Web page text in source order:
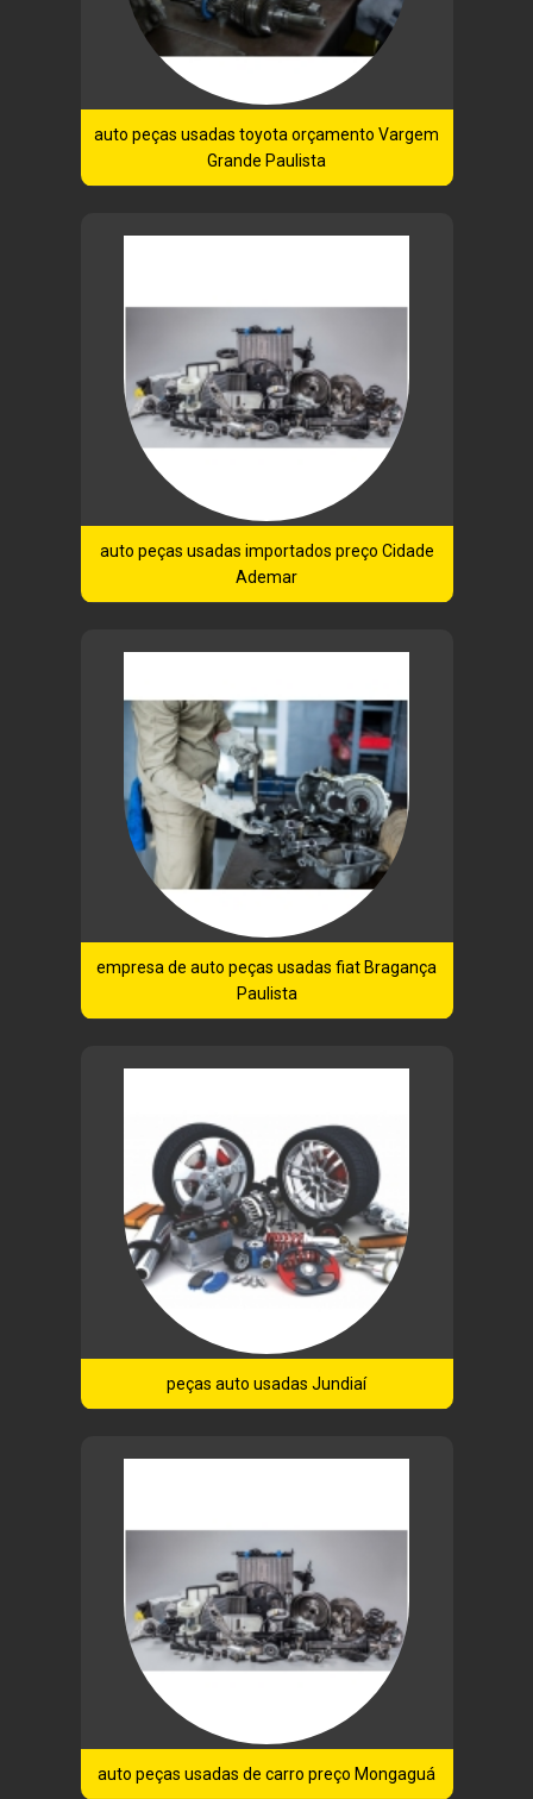
auto peças usadas toyota orçamento Vargem
Grande Paulista
auto peças usadas importados preço Cidade
Ademar
empresa de auto peças usadas fiat Bragança
Paulista
peças auto usadas Jundiaí
auto peças usadas de carro preço Mongaguá